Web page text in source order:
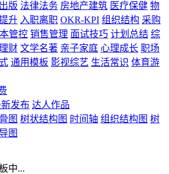
版 法律法务 房地产建筑 医疗保健 物
升 入职离职 OKR-KPI 组织结构 采购
管控 销售管理 面试技巧 计划总结 综
财 文学名著 亲子家庭 心理成长 职场
通用模板 影视综艺 生活常识 体育游
发布 达人作品
图 树状结构图 时间轴 组织结构图 树
图
中...